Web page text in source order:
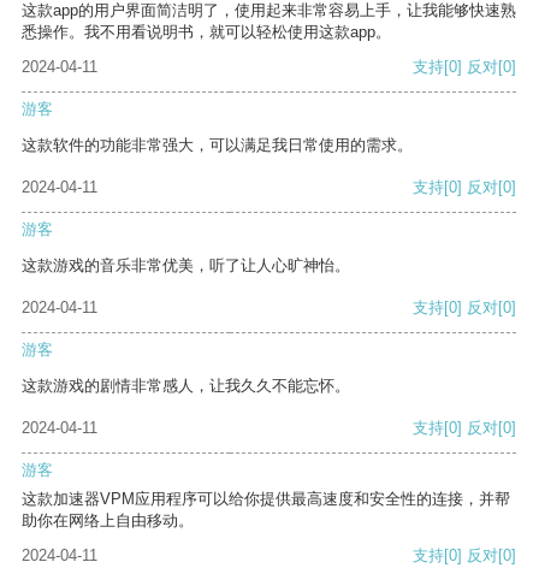
这款app的用户界面简洁明了，使用起来非常容易上手，让我能够快速熟
悉操作。我不用看说明书，就可以轻松使用这款app。
2024-04-11
支持[0] 反对[0]
游客
这款软件的功能非常强大，可以满足我日常使用的需求。
2024-04-11 支持[0] 反对[0]
游客
这款游戏的音乐非常优美，听了让人心旷神怡。
2024-04-11 支持[0] 反对[0]
游客
这款游戏的剧情非常感人，让我久久不能忘怀。
2024-04-11 支持[0] 反对[0]
游客
这款加速器VPM应用程序可以给你提供最高速度和安全性的连接，并帮
助你在网络上自由移动。
2024-04-11
支持[0] 反对[0]